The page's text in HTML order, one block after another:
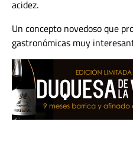
acidez.
Un concepto novedoso que
gastronómicas muy